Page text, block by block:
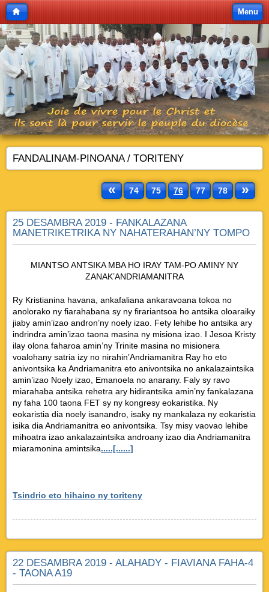
Menu
FANDALINAM-PINOANA / TORITENY
« 74 75 76 77 78 »
25 DESAMBRA 2019 - FANKALAZANA
MANETRIKETRIKA NY NAHATERAHAN’NY TOMPO
MIANTSO ANTSIKA MBA HO IRAY TAM-PO AMINY NY
ZANAK’ANDRIAMANITRA
Ry Kristianina havana, ankafaliana ankaravoana tokoa no
anolorako ny fiarahabana sy ny firariantsoa ho antsika oloaraiky
jiaby amin’izao andron’ny noely izao. Fety lehibe ho antsika ary
indrindra amin’izao taona masina ny misiona izao. I Jesoa Kristy
ilay olona faharoa amin’ny Trinite masina no misionera
voalohany satria izy no nirahin’Andriamanitra Ray ho eto
anivontsika ka Andriamanitra eto anivontsika no ankalazaintsika
amin’izao Noely izao, Emanoela no anarany. Faly sy ravo
miarahaba antsika rehetra ary hidirantsika amin’ny fankalazana
ny faha 100 taona FET sy ny kongresy eokaristika. Ny
eokaristia dia noely isanandro, isaky ny mankalaza ny eokaristia
isika dia Andriamanitra eo anivontsika. Tsy misy vaovao lehibe
mihoatra izao ankalazaintsika androany izao dia Andriamanitra
miaramonina amintsika.....[......]
Tsindrio eto hihaino ny toriteny
22 DESAMBRA 2019 - ALAHADY - FIAVIANA FAHA-4
- TAONA A19